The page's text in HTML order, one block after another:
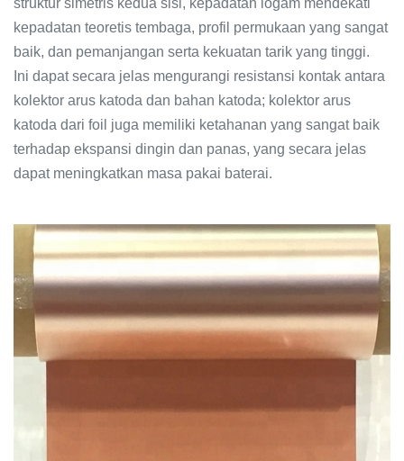
struktur simetris kedua sisi, kepadatan logam mendekati
kepadatan teoretis tembaga, profil permukaan yang sangat
baik, dan pemanjangan serta kekuatan tarik yang tinggi.
Ini dapat secara jelas mengurangi resistansi kontak antara
kolektor arus katoda dan bahan katoda; kolektor arus
katoda dari foil juga memiliki ketahanan yang sangat baik
terhadap ekspansi dingin dan panas, yang secara jelas
dapat meningkatkan masa pakai baterai.